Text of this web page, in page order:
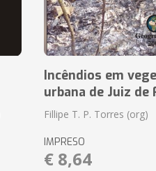
Incêndios em
urbana de Juiz de
Fillipe T. P. Torres (org)
IMPRESO
€ 8,64